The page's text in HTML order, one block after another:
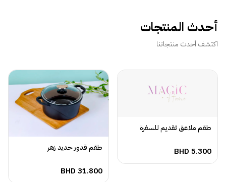
أحدث المنتجات
اكتشف أحدث منتجاتنا
طقم ملاعق تقديم للسفرة
BHD 5.300 طقم قدور حديد زهر
BHD 31.800